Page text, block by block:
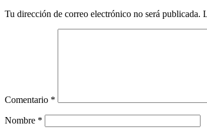
Tu dirección de correo electrónico no será publicada.
Comentario *
Nombre *